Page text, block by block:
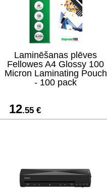
Laminēšanas plēves
Fellowes A4 Glossy 100
Micron Laminating Pouch
- 100 pack
12.55 €